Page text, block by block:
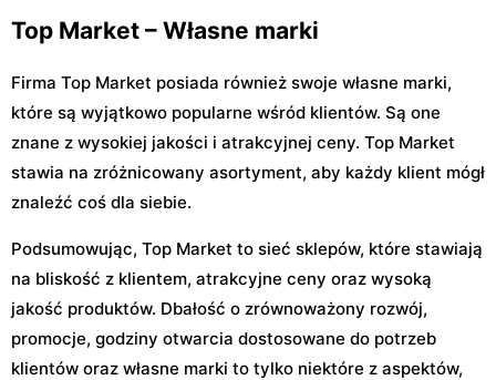
Top Market – Własne marki
Firma Top Market posiada również swoje własne marki,
które są wyjątkowo popularne wśród klientów. Są one
znane z wysokiej jakości i atrakcyjnej ceny. Top Market
stawia na zróżnicowany asortyment, aby każdy klient mógł
znaleźć coś dla siebie.
Podsumowując, Top Market to sieć sklepów, które stawiają
na bliskość z klientem, atrakcyjne ceny oraz wysoką
jakość produktów. Dbałość o zrównoważony rozwój,
promocje, godziny otwarcia dostosowane do potrzeb
klientów oraz własne marki to tylko niektóre z aspektów,